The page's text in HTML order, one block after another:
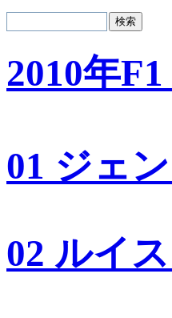
2010年
01 ジェ
02 ルイ